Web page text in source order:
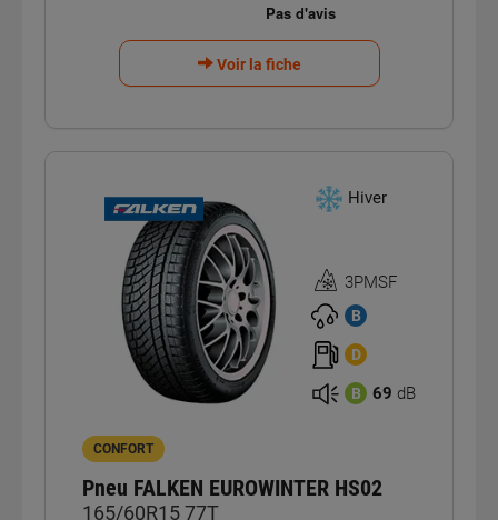
Voir la fiche
Hiver
Homologation
3PMSF
3PMSF
B
D
B 69 dB
CONFORT
Pneu FALKEN EUROWINTER HS02
165/60R15 77T